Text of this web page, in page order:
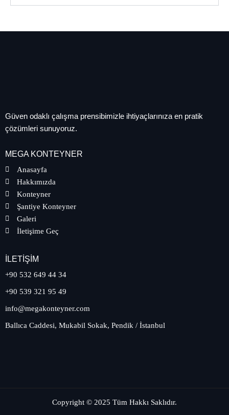
Güven odaklı çalışma prensibimizle ihtiyaçlarınıza en pratik
çözümleri sunuyoruz.
MEGA KONTEYNER
Anasayfa
Hakkımızda
Konteyner
Şantiye Konteyner
Galeri
İletişime Geç
İLETIŞIM
+90 532 649 44 34
+90 539 321 95 49
info@megakonteyner.com
Ballıca Caddesi, Mukabil Sokak, Pendik / İstanbul
Copyright © 2025 Tüm Hakkı Saklıdır.